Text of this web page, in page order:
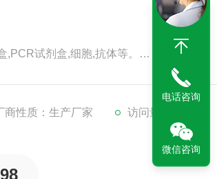
试剂盒,细胞,抗体等。
商性质：生产厂家 访问量：203
电话咨询
微信咨询